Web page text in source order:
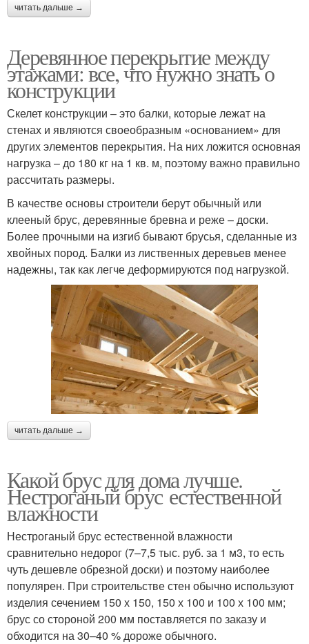
читать дальше →
Деревянное перекрытие между
этажами: все, что нужно знать о
конструкции
Скелет конструкции – это балки, которые лежат на
стенах и являются своеобразным «основанием» для
других элементов перекрытия. На них ложится основная
нагрузка – до 180 кг на 1 кв. м, поэтому важно правильно
рассчитать размеры.
В качестве основы строители берут обычный или
клееный брус, деревянные бревна и реже – доски.
Более прочными на изгиб бывают брусья, сделанные из
хвойных пород. Балки из лиственных деревьев менее
надежны, так как легче деформируются под нагрузкой.
читать дальше →
Какой брус для дома лучше.
Нестроганый брус естественной
влажности
Нестроганый брус естественной влажности
сравнительно недорог (7–7,5 тыс. руб. за 1 м3, то есть
чуть дешевле обрезной доски) и поэтому наиболее
популярен. При строительстве стен обычно используют
изделия сечением 150 х 150, 150 х 100 и 100 х 100 мм;
брус со стороной 200 мм поставляется по заказу и
обходится на 30–40 % дороже обычного.